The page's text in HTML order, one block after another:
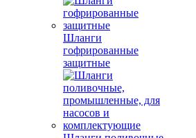
Шланги
гофрированные
защитные